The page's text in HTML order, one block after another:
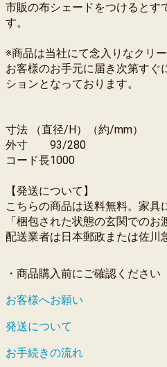
市販の布シェードをつけるとす
す。
※商品は当社にて念入りなクリ
お客様のお手元に届き次第すぐ
ションとなっております。
寸法 （直径/H）（約/mm）
外寸 93/280
コード長1000
【発送について】
こちらの商品は送料無料。家具
「梱包された状態の玄関でのお
配送業者は日本郵政または佐川
・商品購入前にご確認ください
お客様へお願い
発送について
お手続きの流れ